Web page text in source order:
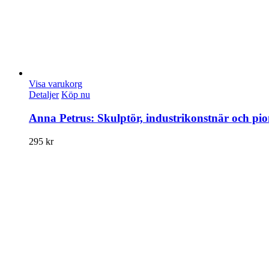
Visa varukorg
Detaljer Köp nu
Anna Petrus: Skulptör, industrikonstnär och
295 kr